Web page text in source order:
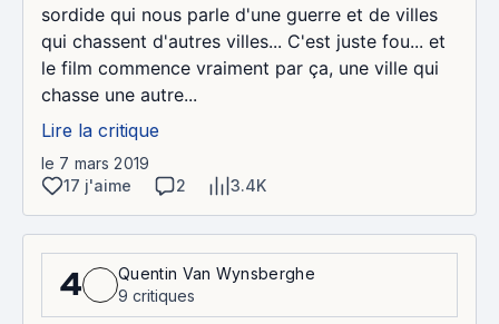
sordide qui nous parle d'une guerre et de villes
qui chassent d'autres villes... C'est juste fou... et
le film commence vraiment par ça, une ville qui
chasse une autre...
Lire la critique
le 7 mars 2019
17 j'aime
2 3.4K
4
Quentin Van Wynsberghe
9 critiques